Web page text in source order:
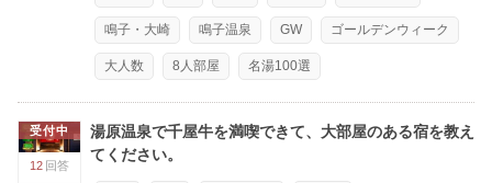
鳴子・大崎 鳴子温泉 GW ゴールデンウィーク
大人数 8人部屋 名湯100選
受付中
12 回答
湯原温泉で千屋牛を満喫できて、大部屋のある宿を教え
てください。